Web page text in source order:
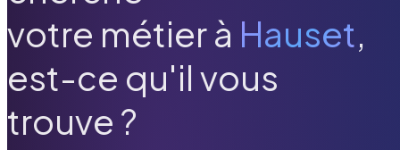
votre métier à Hauset,
est-ce qu'il vous
trouve ?